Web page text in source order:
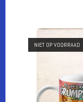
NIET OP VOORRAAD